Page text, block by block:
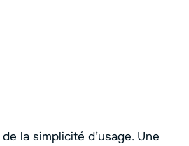
la simplicité d’usage. Une